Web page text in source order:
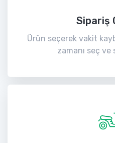
Sipariş
Ürün seçerek vakit
zamanı seç